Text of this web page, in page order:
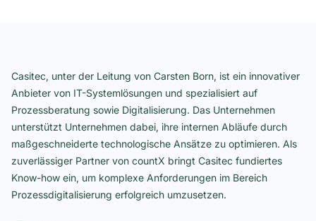
Casitec, unter der Leitung von Carsten Born, ist ein innovativer
Anbieter von IT-Systemlösungen und spezialisiert auf
Prozessberatung sowie Digitalisierung. Das Unternehmen
unterstützt Unternehmen dabei, ihre internen Abläufe durch
maßgeschneiderte technologische Ansätze zu optimieren. Als
zuverlässiger Partner von countX bringt Casitec fundiertes
Know-how ein, um komplexe Anforderungen im Bereich
Prozessdigitalisierung erfolgreich umzusetzen.